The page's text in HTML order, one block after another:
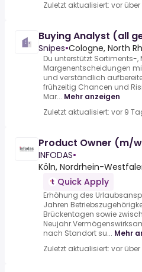
Zuletzt aktualisiert: vor
Buying Analyst (all
Snipes•Cologne, North
Du unterstützt Sortiments-,
Margenentscheidungen
und verständlich
frühzeitig Chancen und
Mar... Mehr anzeigen
Zuletzt aktualisiert: vor 9
Product Owner (m/
INFODAS•
Köln, Nordrhein-
Quick Apply
Erhöhung des
Jahren
Brückentagen sowie
nach Standort su... Mehr
Zuletzt aktualisiert: vor